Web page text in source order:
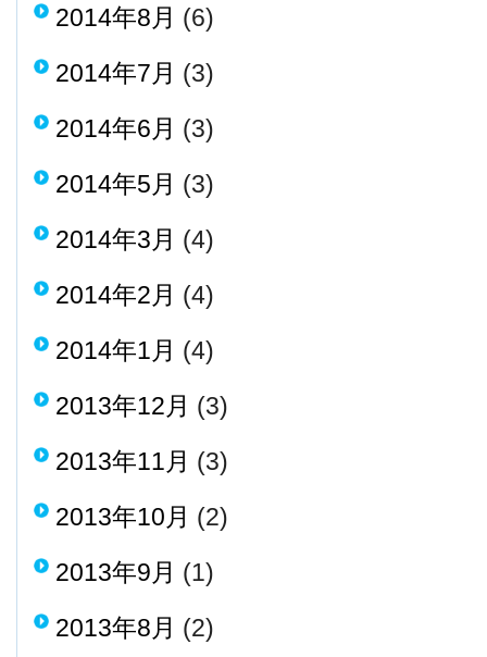
2014年8月 (6)
2014年7月 (3)
2014年6月 (3)
2014年5月 (3)
2014年3月 (4)
2014年2月 (4)
2014年1月 (4)
2013年12月 (3)
2013年11月 (3)
2013年10月 (2)
2013年9月 (1)
2013年8月 (2)